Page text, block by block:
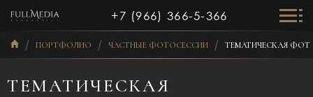
+7 (966) 366-5-366
ПОРТФОЛИО ЧАСТНЫЕ ФОТОСЕССИИ ТЕМАТИЧЕСКАЯ
ТЕМАТИЧЕСКАЯ